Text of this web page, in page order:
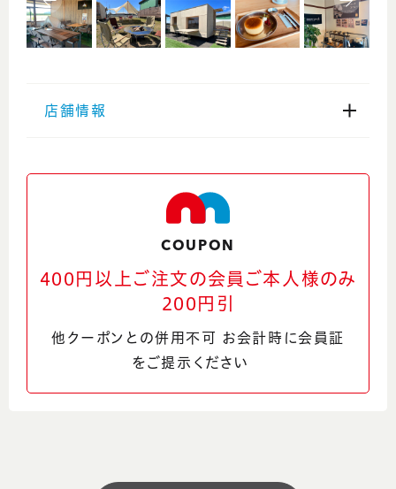
店舗情報
福井県福井市川合鷲塚町25-10-1
0776-43-9548
https://takibi.cafe/
営業時間
COUPON
400円以上ご注文の会員ご本人様のみ
200円引
他クーポンとの併用不可 お会計時に会員証
をご提示ください